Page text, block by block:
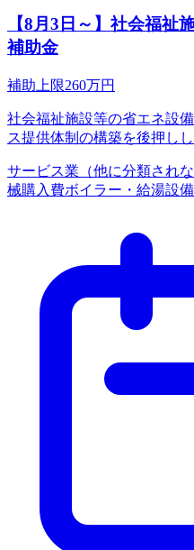
【8月3日～】社会福祉
補助金
補助上限260万円
社会福祉施設等の省エネ設
ス提供体制の構築を後押しし
サービス業（他に分類されな
械購入費ボイラー・給湯設備